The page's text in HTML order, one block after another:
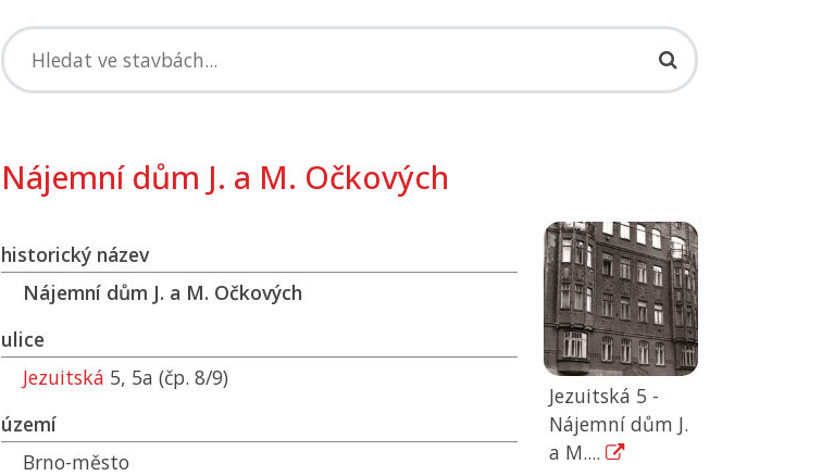
Nájemní dům J. a M. Očkových
historický název
Nájemní dům J. a M. Očkových
ulice
Jezuitská 5, 5a (čp. 8/9)
území
Brno-město
Jezuitská 5 -
Nájemní dům J.
a M....